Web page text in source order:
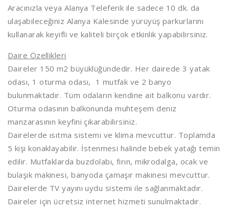
Aracınızla veya Alanya Teleferik ile sadece 10 dk. da
ulaşabileceğiniz Alanya Kalesinde yürüyüş parkurlarını
kullanarak keyifli ve kaliteli birçok etkinlik yapabilirsiniz.
Daire Özellikleri
Daireler 150 m2 büyüklüğündedir. Her dairede 3 yatak
odası, 1 oturma odası, 1 mutfak ve 2 banyo
bulunmaktadır. Tüm odaların kendine ait balkonu vardır.
Oturma odasının balkonunda muhteşem deniz
manzarasının keyfini çıkarabilirsiniz.
Dairelerde ısıtma sistemi ve klima mevcuttur. Toplamda
5 kişi konaklayabilir. İstenmesi halinde bebek yatağı temin
edilir. Mutfaklarda buzdolabı, fırın, mikrodalga, ocak ve
bulaşık makinesi, banyoda çamaşır makinesi mevcuttur.
Dairelerde TV yayını uydu sistemi ile sağlanmaktadır.
Daireler için ücretsiz internet hizmeti sunulmaktadır.